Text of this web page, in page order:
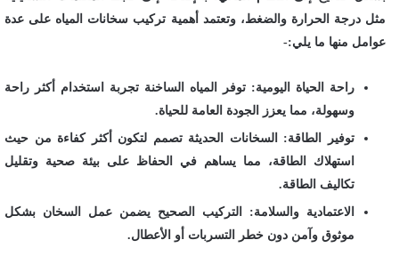
مثل درجة الحرارة والضغط، وتعتمد أهمية تركيب سخانات المياه على عدة
عوامل منها ما يلي:-
راحة الحياة اليومية: توفر المياه الساخنة تجربة استخدام أكثر راحة
وسهولة، مما يعزز الجودة العامة للحياة.
توفير الطاقة: السخانات الحديثة تصمم لتكون أكثر كفاءة من حيث
استهلاك الطاقة، مما يساهم في الحفاظ على بيئة صحية وتقليل
تكاليف الطاقة.
الاعتمادية والسلامة: التركيب الصحيح يضمن عمل السخان بشكل
موثوق وآمن دون خطر التسربات أو الأعطال.